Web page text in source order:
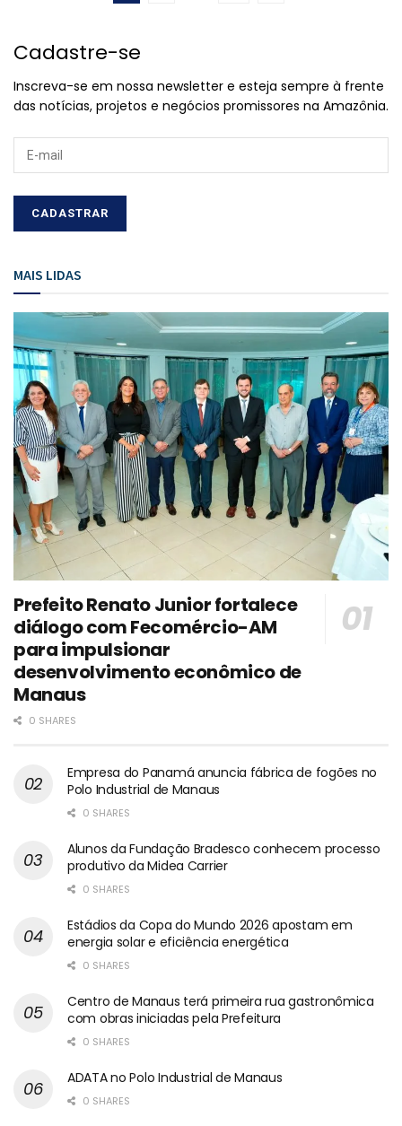
Cadastre-se
Inscreva-se em nossa newsletter e esteja sempre à frente
das notícias, projetos e negócios promissores na Amazônia.
MAIS LIDAS
Prefeito Renato Junior fortalece
diálogo com Fecomércio-AM
para impulsionar
desenvolvimento econômico de
Manaus
0 SHARES
Empresa do Panamá anuncia fábrica de fogões no
Polo Industrial de Manaus
0 SHARES
Alunos da Fundação Bradesco conhecem processo
produtivo da Midea Carrier
0 SHARES
Estádios da Copa do Mundo 2026 apostam em
energia solar e eficiência energética
0 SHARES
Centro de Manaus terá primeira rua gastronômica
com obras iniciadas pela Prefeitura
0 SHARES
ADATA no Polo Industrial de Manaus
0 SHARES